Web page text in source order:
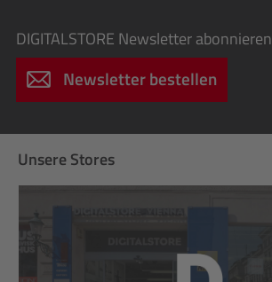
DIGITALSTORE Newsletter abonnieren
Newsletter bestellen
Unsere Stores